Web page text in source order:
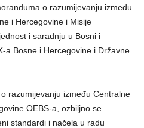
o razumijevanju između
i Hercegovine i Misije
i saradnju u Bosni i
a Bosne i Hercegovine i Državne
razumijevanju između Centralne
OEBS-a, ozbiljno se
standardi i načela u radu